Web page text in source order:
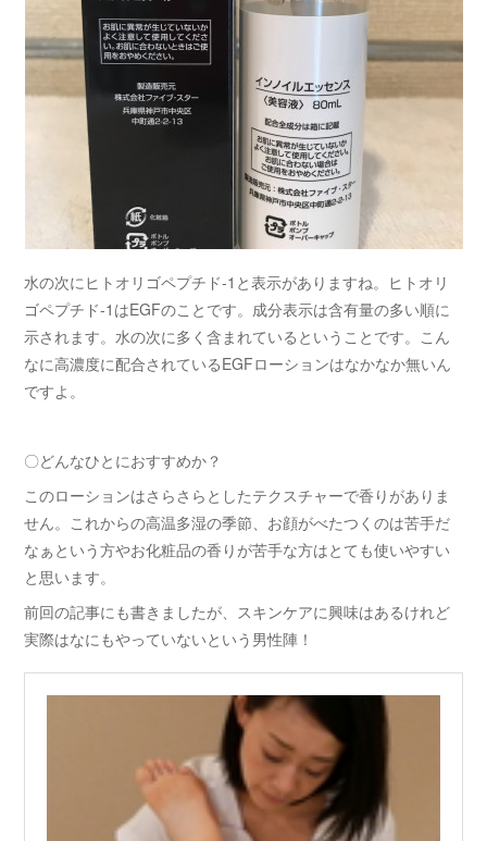
水の次にヒトオリゴペプチド-1と表示がありますね。ヒトオリ
ゴペプチド-1はEGFのことです。成分表示は含有量の多い順に
示されます。水の次に多く含まれているということです。こん
なに高濃度に配合されているEGFローションはなかなか無いん
ですよ。
〇どんなひとにおすすめか？
このローションはさらさらとしたテクスチャーで香りがありま
せん。これからの高温多湿の季節、お顔がべたつくのは苦手だ
なぁという方やお化粧品の香りが苦手な方はとても使いやすい
と思います。
前回の記事にも書きましたが、スキンケアに興味はあるけれど
実際はなにもやっていないという男性陣！